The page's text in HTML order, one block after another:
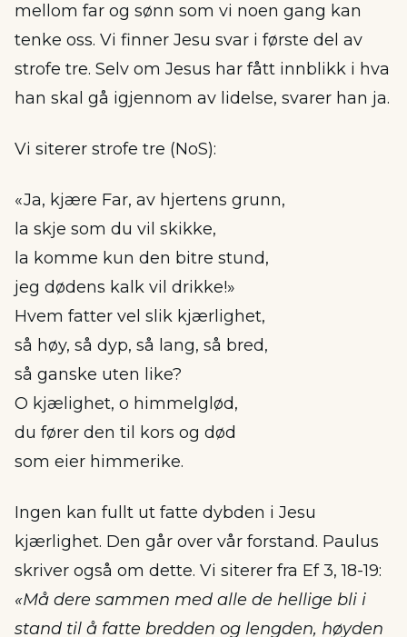
mellom far og sønn som vi noen gang kan
tenke oss. Vi finner Jesu svar i første del av
strofe tre. Selv om Jesus har fått innblikk i hva
han skal gå igjennom av lidelse, svarer han ja.
Vi siterer strofe tre (NoS):
«Ja, kjære Far, av hjertens grunn,
la skje som du vil skikke,
la komme kun den bitre stund,
jeg dødens kalk vil drikke!»
Hvem fatter vel slik kjærlighet,
så høy, så dyp, så lang, så bred,
så ganske uten like?
O kjælighet, o himmelglød,
du fører den til kors og død
som eier himmerike.
Ingen kan fullt ut fatte dybden i Jesu
kjærlighet. Den går over vår forstand. Paulus
skriver også om dette. Vi siterer fra Ef 3, 18-19:
«Må dere sammen med alle de hellige bli i
stand til å fatte bredden og lengden, høyden